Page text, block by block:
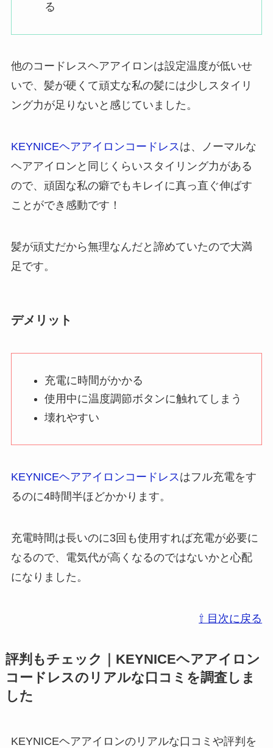
る
他のコードレスヘアアイロンは設定温度が低いせ
いで、髪が硬くて頑丈な私の髪には少しスタイリ
ング力が足りないと感じていました。
KEYNICEヘアアイロンコードレスは、ノーマルな
ヘアアイロンと同じくらいスタイリング力がある
ので、頑固な私の癖でもキレイに真っ直ぐ伸ばす
ことができ感動です！
髪が頑丈だから無理なんだと諦めていたので大満
足です。
デメリット
充電に時間がかかる
使用中に温度調節ボタンに触れてしまう
壊れやすい
KEYNICEヘアアイロンコードレスはフル充電をす
るのに4時間半ほどかかります。
充電時間は長いのに3回も使用すれば充電が必要に
なるので、電気代が高くなるのではないかと心配
になりました。
⇧ 目次に戻る
評判もチェック｜KEYNICEヘアアイロン
コードレスのリアルな口コミを調査しま
した
KEYNICEヘアアイロンのリアルな口コミや評判を